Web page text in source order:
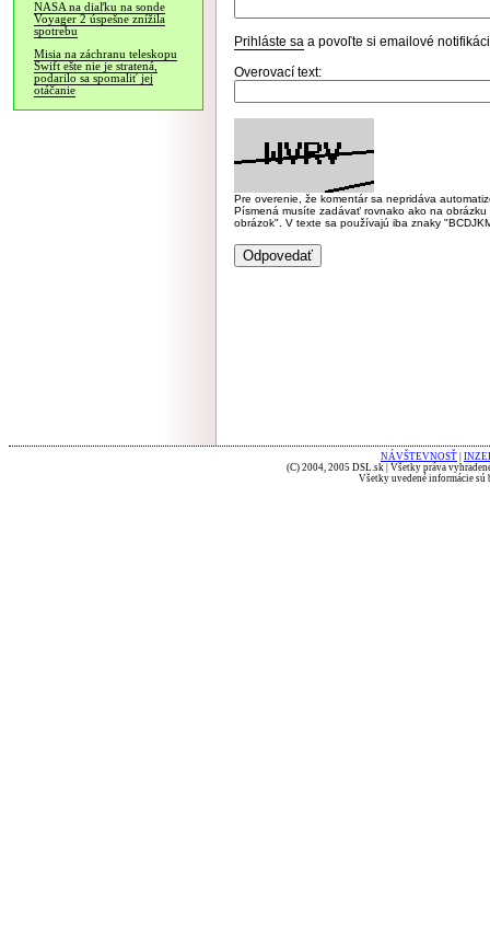
NASA na diaľku na sonde
Voyager 2 úspešne znížila
spotrebu
Misia na záchranu teleskopu
Swift ešte nie je stratená,
podarilo sa spomaliť jej
otáčanie
Prihláste sa a povoľte si emailové
Overovací text:
Pre overenie, že komentár sa nepridáva
Písmená musíte zadávať rovnako ako na
obrázok". V texte sa používajú iba znaky
NÁVŠTEVNOSŤ
(C) 2004, 2005 DSL.sk | Všetky práva
Všetky uvedené informácie sú